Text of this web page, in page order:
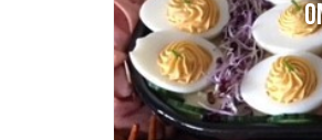
Onze maaltijd salades..